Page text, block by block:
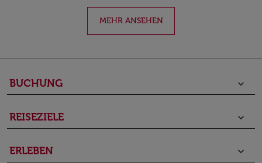
MEHR ANSEHEN
BUCHUNG keyboard_arrow_down
REISEZIELE keyboard_arrow_down
ERLEBEN keyboard_arrow_down